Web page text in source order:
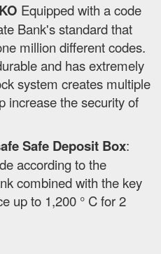
Equipped with a code
Bank's standard that
million different codes.
and has extremely
system creates multiple
increase the security of
Safe Deposit Box:
according to the
combined with the key
up to 1,200 ° C for 2